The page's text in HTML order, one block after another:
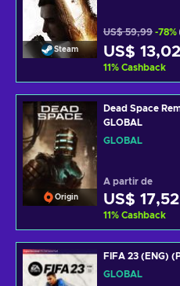
Steam
US$ 59,99 -78%
US$ 13,02
11% Cashback
Origin
Dead Space
GLOBAL
GLOBAL
A partir de
US$ 17,52
11% Cashback
FIFA 23 (ENG)
GLOBAL